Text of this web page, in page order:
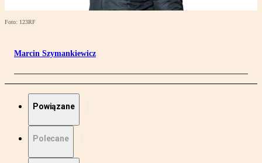
Foto: 123RF
Marcin Szymankiewicz
Powiązane
Polecane